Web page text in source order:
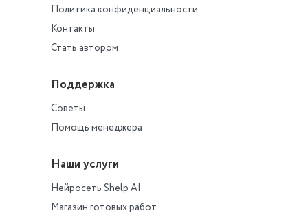
Политика конфиденциальности
Контакты
Стать автором
Поддержка
Советы
Помощь менеджера
Наши услуги
Нейросеть Shelp AI
Магазин готовых работ